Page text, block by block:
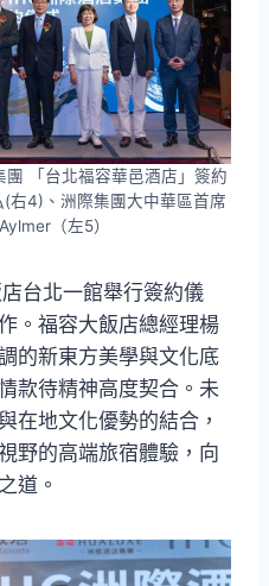
「台北福容華邑酒店」簽約
右4)、洲際集團大中華區首席
（左5）
台北一館舉行簽約儀
。福容大飯店總經理楊
的新東方美學與文化底
款待精神高度契合。未
在地文化優勢的結合，
野的高端旅宿體驗，向
道。